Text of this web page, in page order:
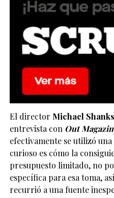
El director Michael Shanks
entrevista con Out
efectivamente se utilizó
curioso es cómo la
presupuesto limitado, no
específica para esa toma,
recurrió a una fuente